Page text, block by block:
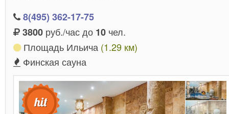
8(495) 362-17-75
3800 руб./час до 10 чел.
Площадь Ильича (1.29 км)
Финская сауна